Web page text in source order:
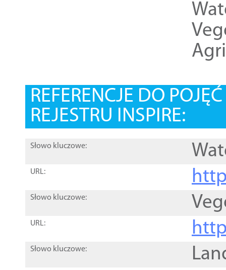
REFERENCJE DO
REJESTRU INSPIRE:
Słowo kluczowe:
URL:
Słowo kluczowe:
URL:
Słowo kluczowe: